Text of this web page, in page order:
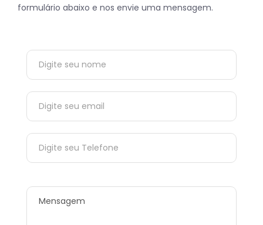
formulário abaixo e nos envie uma mensagem.